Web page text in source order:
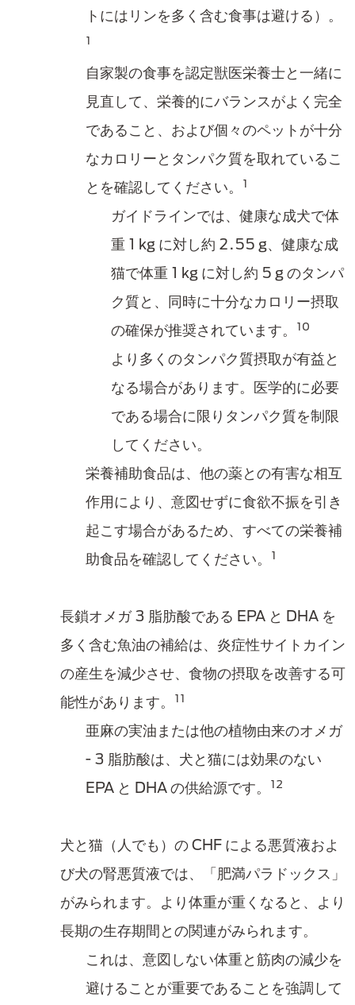
トにはリンを多く含む食事は避ける）。
1
自家製の食事を認定獣医栄養士と一緒に
見直して、栄養的にバランスがよく完全
であること、および個々のペットが十分
なカロリーとタンパク質を取れているこ
とを確認してください。
1
ガイドラインでは、健康な成犬で体
重 1 kg に対し約 2.55 g、健康な成
猫で体重 1 kg に対し約 5 g のタンパ
ク質と、同時に十分なカロリー摂取
の確保が推奨されています。
10
より多くのタンパク質摂取が有益と
なる場合があります。医学的に必要
である場合に限りタンパク質を制限
してください。
栄養補助食品は、他の薬との有害な相互
作用により、意図せずに食欲不振を引き
起こす場合があるため、すべての栄養補
助食品を確認してください。
1
長鎖オメガ 3 脂肪酸である EPA と DHA を
多く含む魚油の補給は、炎症性サイトカイン
の産生を減少させ、食物の摂取を改善する可
能性があります。
11
亜麻の実油または他の植物由来のオメガ
- 3 脂肪酸は、犬と猫には効果のない
EPA と DHA の供給源です。
12
犬と猫（人でも）の CHF による悪質液およ
び犬の腎悪質液では、「肥満パラドックス」
がみられます。より体重が重くなると、より
長期の生存期間との関連がみられます。
これは、意図しない体重と筋肉の減少を
避けることが重要であることを強調して